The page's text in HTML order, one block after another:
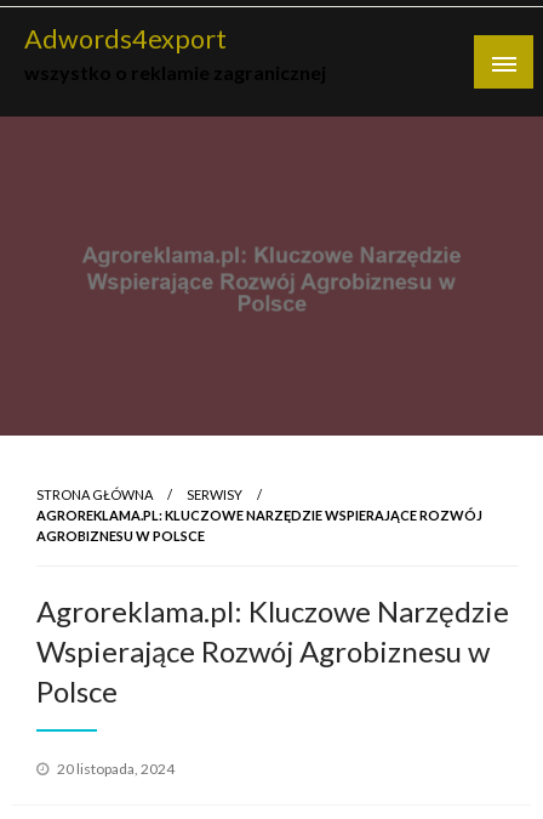
Skip
Adwords4export
STRONA GŁÓWNA
SERWISY
AGROREKLAMA.PL: KLUCZOWE NARZĘDZIE WSPIERAJĄCE ROZWÓJ
AGROBIZNESU W POLSCE
Agroreklama.pl: Kluczowe Narzędzie
Wspierające Rozwój Agrobiznesu w
Polsce
Opublikowane
20 listopada, 2024